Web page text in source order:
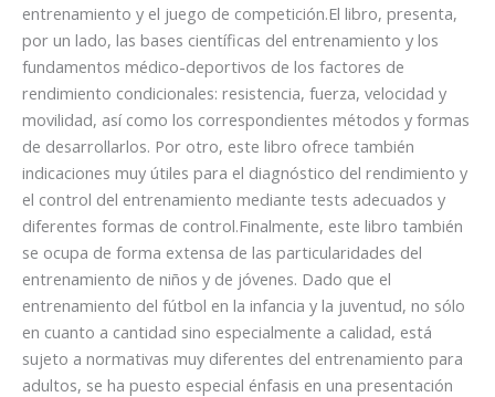
entrenamiento y el juego de competición.El libro, presenta,
por un lado, las bases científicas del entrenamiento y los
fundamentos médico-deportivos de los factores de
rendimiento condicionales: resistencia, fuerza, velocidad y
movilidad, así como los correspondientes métodos y formas
de desarrollarlos. Por otro, este libro ofrece también
indicaciones muy útiles para el diagnóstico del rendimiento y
el control del entrenamiento mediante tests adecuados y
diferentes formas de control.Finalmente, este libro también
se ocupa de forma extensa de las particularidades del
entrenamiento de niños y de jóvenes. Dado que el
entrenamiento del fútbol en la infancia y la juventud, no sólo
en cuanto a cantidad sino especialmente a calidad, está
sujeto a normativas muy diferentes del entrenamiento para
adultos, se ha puesto especial énfasis en una presentación